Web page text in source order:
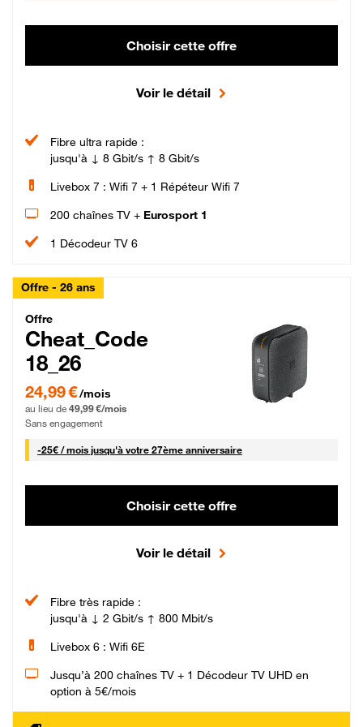
Choisir cette offre
Voir le détail
Fibre ultra rapide :
jusqu'à ↓ 8 Gbit/s ↑ 8 Gbit/s
Livebox 7 : Wifi 7 + 1 Répéteur Wifi 7
200 chaînes TV + Eurosport 1
1 Décodeur TV 6
Offre - 26 ans
Cheat_Code Fibre_18_26
Offre
Cheat_Code
18_26
24,99 € par mois pendant 0 mois puis 49,99 € par mois, Sans engagement
24,99 €/mois
au lieu de 49,99 €/mois
Sans engagement
-25€ / mois25 € par mois
jusqu'à votre 27ème anniversaire
Choisir cette offre
Voir le détail
Fibre très rapide :
jusqu'à ↓ 2 Gbit/s ↑ 800 Mbit/s
Livebox 6 : Wifi 6E
Jusqu’à 200 chaînes TV + 1 Décodeur TV UHD en
option à 5€/mois